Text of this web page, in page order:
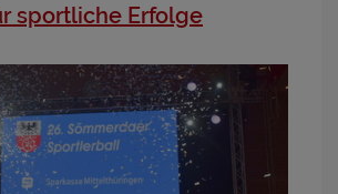
sportliche Erfolge